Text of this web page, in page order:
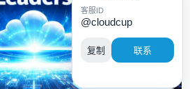
客服ID
@cloudcup
复制 联系